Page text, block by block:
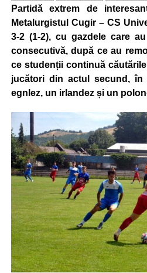
Partidă extrem de
Metalurgistul Cugir – CS
3-2 (1-2), cu gazdele care
consecutivă, după ce au
ce studenții continuă
jucători din actul secund,
egnlez, un irlandez și un